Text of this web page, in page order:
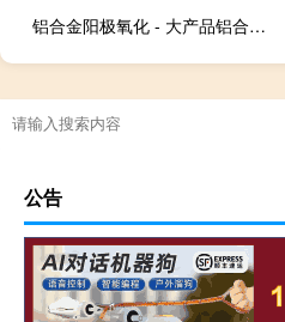
铝合金阳极氧化 - 大产品铝合金阳极氧化
公告